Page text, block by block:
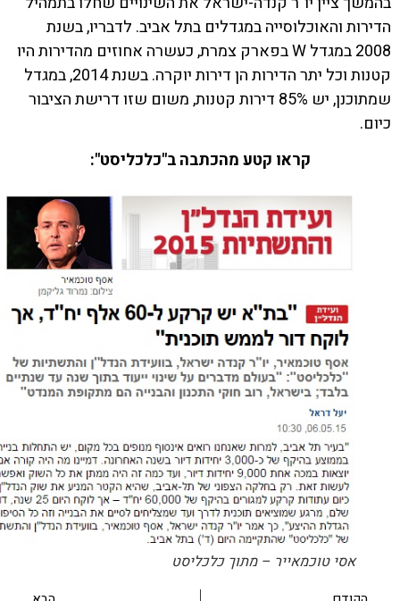
והאוכלוסייה במגדלים בתל אביב. לדבריו, בשנת
2008 במגדל W בפארק צמרת, כעשרה אחוזים מהדירות היו
קטנות וכל יתר הדירות הן דירות יוקרה. בשנת 2014, במגדל
שמתוכנן, יש 85% דירות קטנות, משום שזו דרישת הציבור
קראו קטע מהכתבה ב"כלכליסט":
אסי טוכמאייר – מתוך כלכליסט